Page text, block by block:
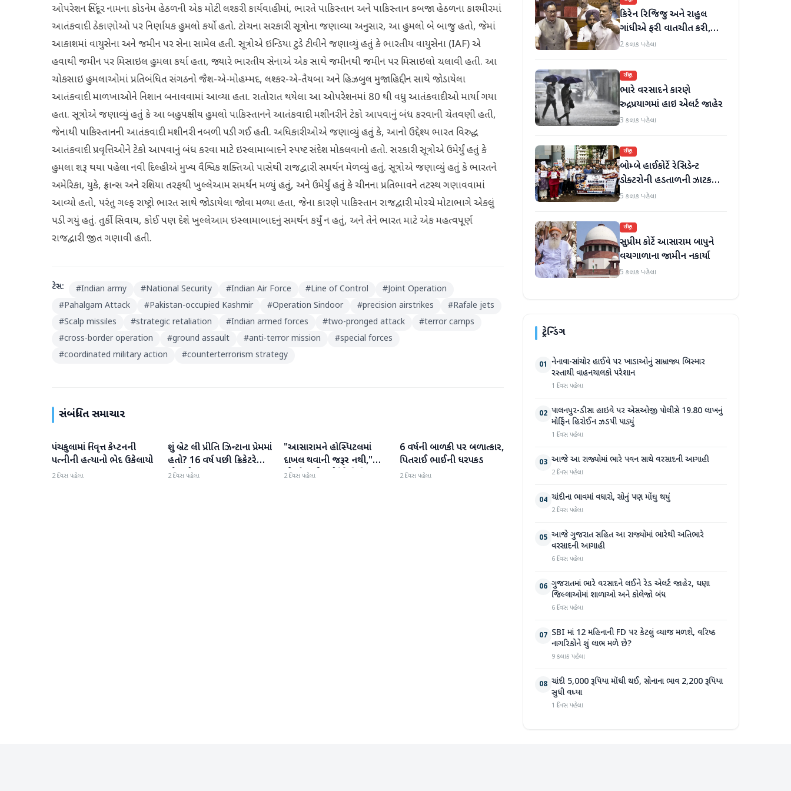
ઓપરેશન સિંદૂર નામના કોડનેમ હેઠળની એક મોટી લશ્કરી કાર્યવાહીમાં, ભારતે પાકિસ્તાન અને પાકિસ્તાન કબજા હેઠળના કાશ્મીરમાં
આતંકવાદી ઠેકાણોઓ પર નિર્ણાયક હુમલો કર્યો હતો. ટોચના સરકારી સૂત્રોના જણાવ્યા અનુસાર, આ હુમલો બે બાજુ હતો, જેમાં
આકાશમાં વાયુસેના અને જમીન પર સેના સામેલ હતી. સૂત્રોએ ઇન્ડિયા ટુડે ટીવીને જણાવ્યું હતું કે ભારતીય વાયુસેના (IAF) એ
હવાથી જમીન પર મિસાઇલ હુમલા કર્યા હતા, જ્યારે ભારતીય સેનાએ એક સાથે જમીનથી જમીન પર મિસાઇલો ચલાવી હતી. આ
ચોકસાઇ હુમલાઓમાં પ્રતિબંધિત સંગઠનો જૈશ-એ-મોહમ્મદ, લશ્કર-એ-તૈયબા અને હિઝબુલ મુજાહિદ્દીન સાથે જોડાયેલા
આતંકવાદી માળખાઓને નિશાન બનાવવામાં આવ્યા હતા. રાતોરાત થયેલા આ ઓપરેશનમાં 80 થી વધુ આતંકવાદીઓ માર્યા ગયા
હતા. સૂત્રોએ જણાવ્યું હતું કે આ બહુપક્ષીય હુમલો પાકિસ્તાનને આતંકવાદી મશીનરીને ટેકો આપવાનું બંધ કરવાની ચેતવણી હતી,
જેનાથી પાકિસ્તાનની આતંકવાદી મશીનરી નબળી પડી ગઈ હતી. અધિકારીઓએ જણાવ્યું હતું કે, આનો ઉદ્દેશ્ય ભારત વિરુદ્ધ
આતંકવાદી પ્રવૃત્તિઓને ટેકો આપવાનું બંધ કરવા માટે ઇસ્લામાબાદને સ્પષ્ટ સંદેશ મોકલવાનો હતો. સરકારી સૂત્રોએ ઉમેર્યું હતું કે
હુમલા શરૂ થયા પહેલા નવી દિલ્હીએ મુખ્ય વૈશ્વિક શક્તિઓ પાસેથી રાજદ્વારી સમર્થન મેળવ્યું હતું. સૂત્રોએ જણાવ્યું હતું કે ભારતને
અમેરિકા, યુકે, ફ્રાન્સ અને રશિયા તરફથી ખુલ્લેઆમ સમર્થન મળ્યું હતું, અને ઉમેર્યું હતું કે ચીનના પ્રતિભાવને તટસ્થ ગણાવવામાં
આવ્યો હતો, પરંતુ ગલ્ફ રાષ્ટ્રો ભારત સાથે જોડાયેલા જોવા મળ્યા હતા, જેના કારણે પાકિસ્તાન રાજદ્વારી મોરચે મોટાભાગે એકલું
પડી ગયું હતું. તુર્કી સિવાય, કોઈ પણ દેશે ખુલ્લેઆમ ઇસ્લામાબાદનું સમર્થન કર્યું ન હતું, અને તેને ભારત માટે એક મહત્વપૂર્ણ
રાજદ્વારી જીત ગણાવી હતી.
ટેગ્સ: #Indian army #National Security #Indian Air Force #Line of Control #Joint Operation
#Pahalgam Attack #Pakistan-occupied Kashmir #Operation Sindoor #precision airstrikes #Rafale jets
#Scalp missiles #strategic retaliation #Indian armed forces #two-pronged attack #terror camps
#cross-border operation #ground assault #anti-terror mission #special forces
#coordinated military action #counterterrorism strategy
સંબંધિત સમાચાર
રાષ્ટ્રીય
પંચકુલામાં નિવૃત્ત કેપ્ટનની
પત્નીની હત્યાનો ભેદ ઉકેલાયો
2 દિવસ પહેલા
રાષ્ટ્રીય
શું બ્રેટ લી પ્રીતિ ઝિન્ટાના પ્રેમમાં
હતો? 16 વર્ષ પછી ક્રિકેટરે
મૌન તોડ્યું
2 દિવસ પહેલા
રાષ્ટ્રીય
"આસારામને હોસ્પિટલમાં
દાખલ થવાની જરૂર નથી,"
એમ્સે સુપ્રીમ કોર્ટને વિવિધ
2 દિવસ પહેલા
રાષ્ટ્રીય
6 વર્ષની બાળકી પર બળાત્કાર,
પિતરાઈ ભાઈની ધરપકડ
2 દિવસ પહેલા
કિરેન રિજિજુ અને રાહુલ
ગાંધીએ ફરી વાતચીત કરી,
મહિલા અનામત અને સીમાંકન
2 કલાક પહેલા
રાષ્ટ્રીય
ભારે વરસાદને કારણે
રુદ્રપ્રયાગમાં હાઇ એલર્ટ જાહેર
3 કલાક પહેલા
રાષ્ટ્રીય
બોમ્બે હાઈકોર્ટે રેસિડેન્ટ
ડોક્ટરોની હડતાળની ઝાટકણી
કાઢી, 'જો કામ ન હોય તો પગાર
5 કલાક પહેલા
રાષ્ટ્રીય
સુપ્રીમ કોર્ટે આસારામ બાપુને
વચગાળાના જામીન નકાર્યા
5 કલાક પહેલા
ટ્રેન્ડિંગ
01 નેનાવા-સાંચોર હાઈવે પર ખાડાઓનું સામ્રાજ્ય બિસ્માર
રસ્તાથી વાહનચાલકો પરેશાન
1 દિવસ પહેલા
02 પાલનપુર-ડીસા હાઇવે પર એસઓજી પોલીસે 19.80 લાખનું
મોર્ફિન હિરોઈન ઝડપી પાડ્યું
1 દિવસ પહેલા
03 આજે આ રાજ્યોમાં ભારે પવન સાથે વરસાદની આગાહી
2 દિવસ પહેલા
04 ચાંદીના ભાવમાં વધારો, સોનું પણ મોંઘુ થયું
2 દિવસ પહેલા
05 આજે ગુજરાત સહિત આ રાજ્યોમાં ભારેથી અતિભારે
વરસાદની આગાહી
6 દિવસ પહેલા
06 ગુજરાતમાં ભારે વરસાદને લઈને રેડ એલર્ટ જાહેર, ઘણા
જિલ્લાઓમાં શાળાઓ અને કોલેજો બંધ
6 દિવસ પહેલા
07 SBI માં 12 મહિનાની FD પર કેટલું વ્યાજ મળશે, વરિષ્ઠ
નાગરિકોને શું લાભ મળે છે?
9 કલાક પહેલા
08 ચાંદી 5,000 રૂપિયા મોંઘી થઈ, સોનાના ભાવ 2,200 રૂપિયા
સુધી વધ્યા
1 દિવસ પહેલા